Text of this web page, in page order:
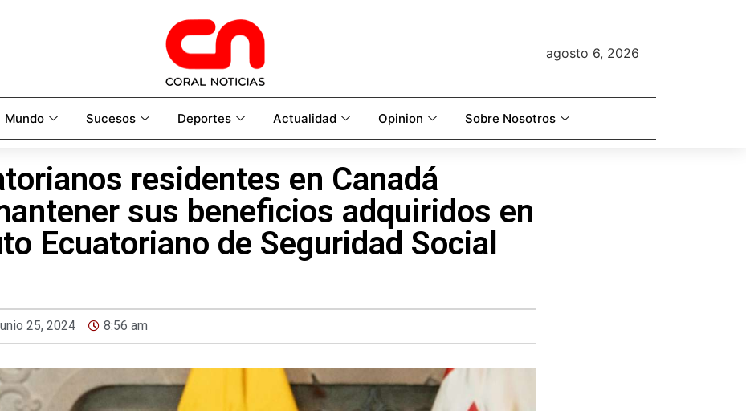
agosto 6, 2026
Mundo Sucesos Deportes Actualidad Opinion Sobre Nosotros
residentes en Canadá
sus beneficios adquiridos en
Ecuatoriano de Seguridad Social
25, 2024 8:56 am